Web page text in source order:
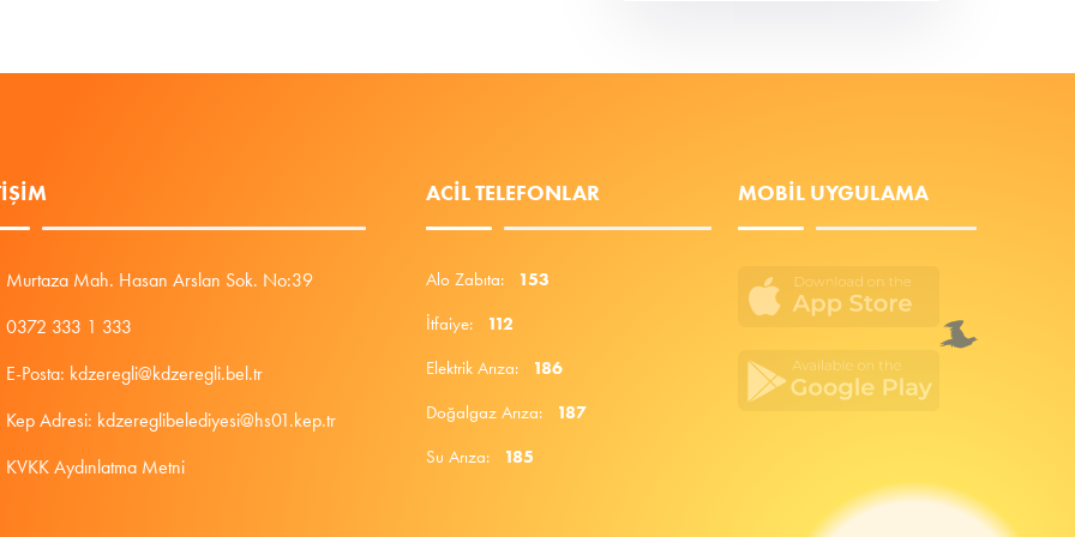
Murtaza Mah. Hasan Arslan Sok. No:39
0372 333 1 333
E-Posta: kdzeregli@kdzeregli.bel.tr
Kep Adresi: kdzereglibelediyesi@hs01.kep.tr
KVKK Aydınlatma Metni
ACIL TELEFONLAR
Alo Zabıta: 153
İtfaiye: 112
Elektrik Arıza: 186
Doğalgaz Arıza: 187
Su Arıza: 185
MOBIL UYGULAMA